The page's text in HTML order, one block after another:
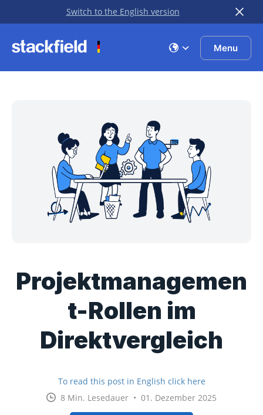
Zu Hauptinhalt springen
Switch to the English version
Menu
Projektmanagemen
t-Rollen im
Direktvergleich
To read this post in English click here
8 Min. Lesedauer • 01. Dezember 2025